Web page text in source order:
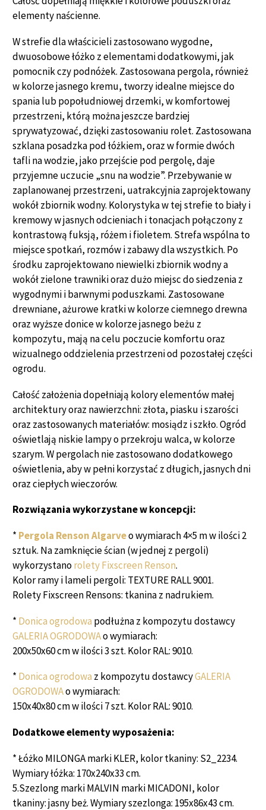
elementy naścienne.
W strefie dla właścicieli zastosowano wygodne,
dwuosobowe łóżko z elementami dodatkowymi, jak
pomocnik czy podnóżek. Zastosowana pergola, również
w kolorze jasnego kremu, tworzy idealne miejsce do
spania lub popołudniowej drzemki, w komfortowej
przestrzeni, którą można jeszcze bardziej
sprywatyzować, dzięki zastosowaniu rolet. Zastosowana
szklana posadzka pod łóżkiem, oraz w formie dwóch
tafli na wodzie, jako przejście pod pergolę, daje
przyjemne uczucie „snu na wodzie”. Przebywanie w
zaplanowanej przestrzeni, uatrakcyjnia zaprojektowany
wokół zbiornik wodny. Kolorystyka w tej strefie to biały i
kremowy w jasnych odcieniach i tonacjach połączony z
kontrastową fuksją, różem i fioletem. Strefa wspólna to
miejsce spotkań, rozmów i zabawy dla wszystkich. Po
środku zaprojektowano niewielki zbiornik wodny a
wokół zielone trawniki oraz dużo miejsc do siedzenia z
wygodnymi i barwnymi poduszkami. Zastosowane
drewniane, ażurowe kratki w kolorze ciemnego drewna
oraz wyższe donice w kolorze jasnego beżu z
kompozytu, mają na celu poczucie komfortu oraz
wizualnego oddzielenia przestrzeni od pozostałej części
ogrodu.
Całość założenia dopełniają kolory elementów małej
architektury oraz nawierzchni: złota, piasku i szarości
oraz zastosowanych materiałów: mosiądz i szkło. Ogród
oświetlają niskie lampy o przekroju walca, w kolorze
szarym. W pergolach nie zastosowano dodatkowego
oświetlenia, aby w pełni korzystać z długich, jasnych dni
oraz ciepłych wieczorów.
Rozwiązania wykorzystane w koncepcji:
* Pergola Renson Algarveo wymiarach 4×5 m w ilości 2
sztuk. Na zamknięcie ścian (w jednej z pergoli)
wykorzystanorolety Fixscreen Renson.
Kolor ramy i lameli pergoli: TEXTURE RALL 9001.
Rolety Fixscreen Rensons: tkanina z nadrukiem.
* Donica ogrodowa podłużna z kompozytu dostawcy
GALERIA OGRODOWAo wymiarach:
200x50x60 cm w ilości 3 szt. Kolor RAL: 9010.
* Donica ogrodowa z kompozytu dostawcyGALERIA
OGRODOWAo wymiarach:
150x40x80 cm w ilości 7 szt. Kolor RAL: 9010.
Dodatkowe elementy wyposażenia:
* Łóżko MILONGA marki KLER, kolor tkaniny: S2_2234.
Wymiary łóżka: 170x240x33 cm.
5.Szezlong marki MALVIN marki MICADONI, kolor
tkaniny: jasny beż. Wymiary szezlonga: 195x86x43 cm.